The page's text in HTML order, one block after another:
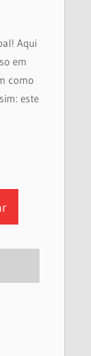
Aqui
em
como
este